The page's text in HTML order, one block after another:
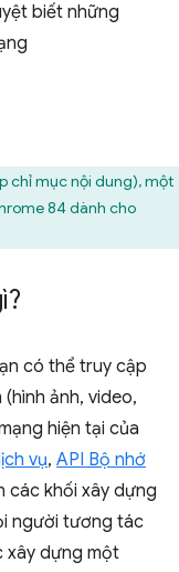
biết những
chỉ mục nội dung), một
84 dành cho
có thể truy cập
ảnh, video,
hiện tại của
vụ, API Bộ nhớ
các khối xây dựng
người tương tác
xây dựng một